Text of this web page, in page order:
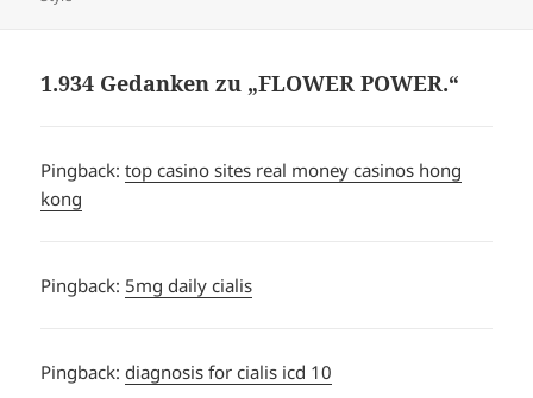
1.934 Gedanken zu „FLOWER POWER.“
Pingback:top casino sites real money casinos hong
kong
Pingback: 5mg daily cialis
Pingback:diagnosis for cialis icd 10